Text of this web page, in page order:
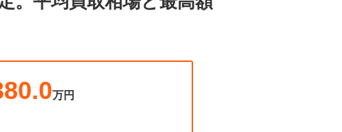
万円